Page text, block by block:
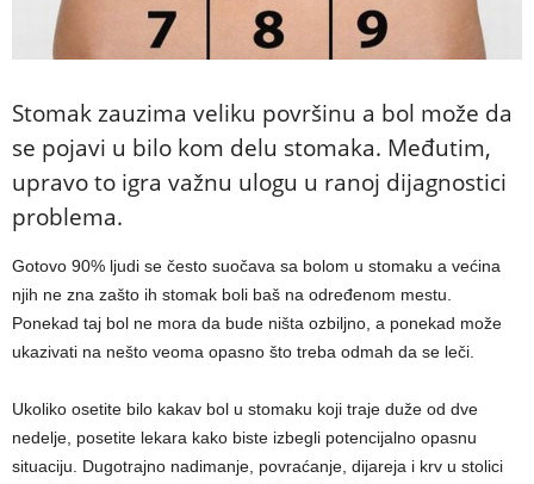
Stomak zauzima veliku površinu a bol može da
se pojavi u bilo kom delu stomaka. Međutim,
upravo to igra važnu ulogu u ranoj dijagnostici
problema.
Gotovo 90% ljudi se često suočava sa bolom u stomaku a većina
njih ne zna zašto ih stomak boli baš na određenom mestu.
Ponekad taj bol ne mora da bude ništa ozbiljno, a ponekad može
ukazivati na nešto veoma opasno što treba odmah da se leči.
Ukoliko osetite bilo kakav bol u stomaku koji traje duže od dve
nedelje, posetite lekara kako biste izbegli potencijalno opasnu
situaciju. Dugotrajno nadimanje, povraćanje, dijareja i krv u stolici